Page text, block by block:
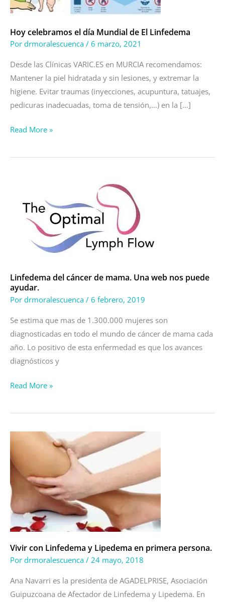
Hoy celebramos el día Mundial de El Linfedema
Por drmoralescuenca / 6 marzo, 2021
Desde las Clínicas VARIC.ES en MURCIA recomendamos:
Mantener la piel hidratada y sin lesiones, y extremar la
higiene. Evitar traumas (inyecciones, acupuntura, tatuajes,
pedicuras inadecuadas, toma de tensión,…) en la […]
El
Linfedema
Read More »
Linfedema del cáncer de mama. Una web nos puede
ayudar.
Por drmoralescuenca / 6 febrero, 2019
Se estima que mas de 1.300.000 mujeres son
diagnosticadas en todo el mundo de cáncer de mama cada
año. Lo positivo de esta enfermedad es que los avances
diagnósticos y
nos
puede
ayudar.
Read More »
Vivir con Linfedema y Lipedema en primera persona.
Por drmoralescuenca / 24 mayo, 2018
Ana Navarri es la presidenta de AGADELPRISE, Asociación
Guipuzcoana de Afectador de Linfedema y Lipedema. En
Vivir
con
Linfedema
Lipedema
en
primera
persona.